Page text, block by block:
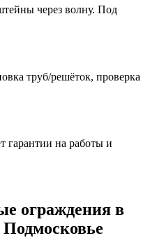
через волну. Под
труб/решёток, проверка
гарантии на работы и
ограждения в